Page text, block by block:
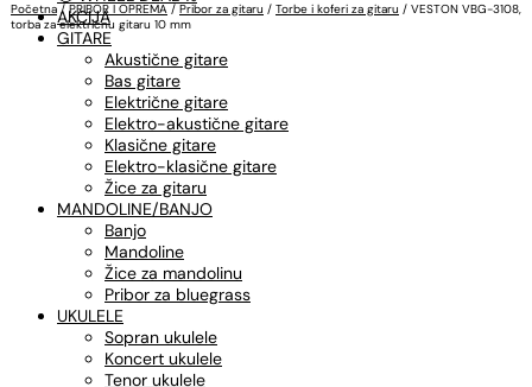
AKCIJA
GITARE
Akustične gitare
Bas gitare
Električne gitare
Elektro-akustične gitare
Klasične gitare
Elektro-klasične gitare
Žice za gitaru
MANDOLINE/BANJO
Banjo
Mandoline
Žice za mandolinu
Pribor za bluegrass
UKULELE
Sopran ukulele
Koncert ukulele
Tenor ukulele
Početna / PRIBOR I OPREMA / Pribor za gitaru / Torbe i koferi za gitaru / VESTON VBG-3108,
torba za električnu gitaru 10 mm